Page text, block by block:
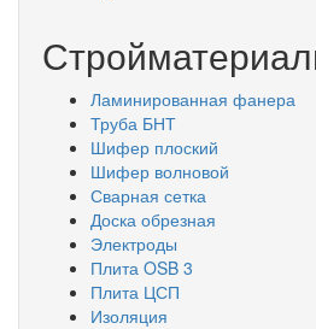
Ламинированная фанера
Труба БНТ
Шифер плоский
Шифер волновой
Сварная сетка
Доска обрезная
Электроды
Плита OSB 3
Плита ЦСП
Изоляция